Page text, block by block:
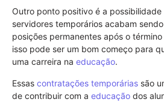
Outro ponto positivo é a
servidores temporários acabam
posições permanentes após o
isso pode ser um bom começo para
uma carreira na educação.
Essas contratações temporárias são
de contribuir com a educação dos